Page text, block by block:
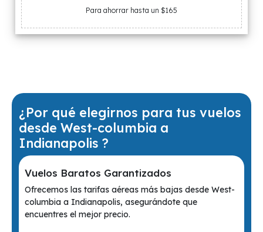
Para ahorrar hasta un $165
¿Por qué elegirnos para tus vuelos
desde West-columbia a
Indianapolis ?
Vuelos Baratos Garantizados
Ofrecemos las tarifas aéreas más bajas desde West-
columbia a Indianapolis, asegurándote que
encuentres el mejor precio.